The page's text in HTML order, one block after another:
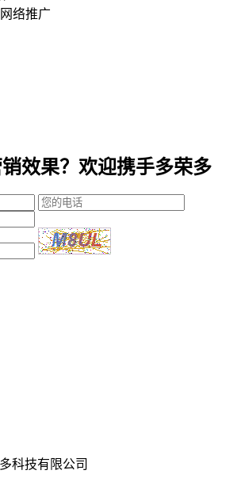
络推广
效果？欢迎携手多荣多
科技有限公司